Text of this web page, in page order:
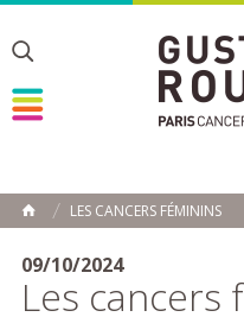
Toggle
Toggle
ACCUEIL
LES CANCERS FÉMININS
09/10/2024
Les cancers